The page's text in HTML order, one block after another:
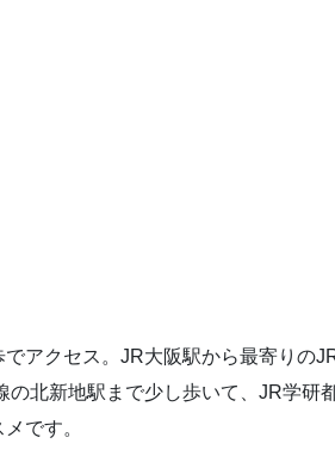
アクセス。JR大阪駅から最寄りの
北新地駅まで少し歩いて、JR学研
です。